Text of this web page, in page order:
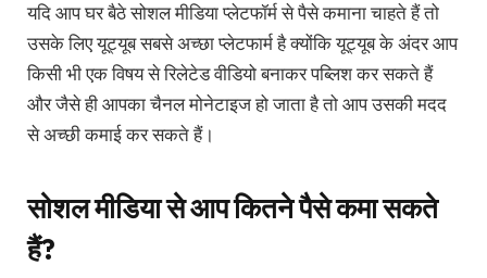
यदि आप घर बैठे सोशल मीडिया प्लेटफॉर्म से पैसे कमाना चाहते हैं तो
उसके लिए यूट्यूब सबसे अच्छा प्लेटफार्म है क्योंकि यूट्यूब के अंदर आप
किसी भी एक विषय से रिलेटेड वीडियो बनाकर पब्लिश कर सकते हैं
और जैसे ही आपका चैनल मोनेटाइज हो जाता है तो आप उसकी मदद
से अच्छी कमाई कर सकते हैं।
सोशल मीडिया से आप कितने पैसे कमा सकते
हैं?